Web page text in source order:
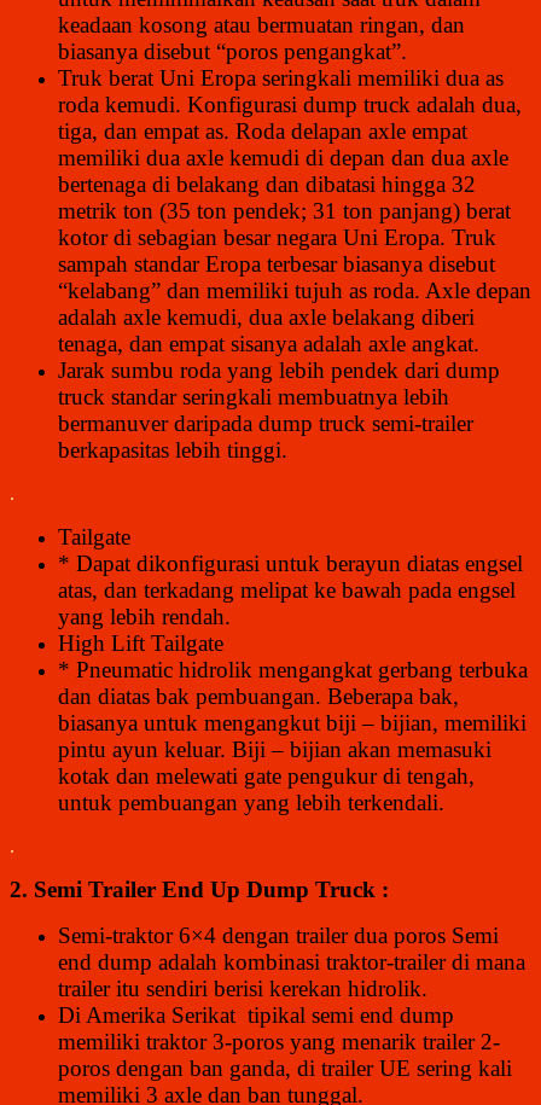
keadaan kosong atau bermuatan ringan, dan
biasanya disebut “poros pengangkat”.
Truk berat Uni Eropa seringkali memiliki dua as
roda kemudi. Konfigurasi dump truck adalah dua,
tiga, dan empat as. Roda delapan axle empat
memiliki dua axle kemudi di depan dan dua axle
bertenaga di belakang dan dibatasi hingga 32
metrik ton (35 ton pendek; 31 ton panjang) berat
kotor di sebagian besar negara Uni Eropa. Truk
sampah standar Eropa terbesar biasanya disebut
“kelabang” dan memiliki tujuh as roda. Axle depan
adalah axle kemudi, dua axle belakang diberi
tenaga, dan empat sisanya adalah axle angkat.
Jarak sumbu roda yang lebih pendek dari dump
truck standar seringkali membuatnya lebih
bermanuver daripada dump truck semi-trailer
berkapasitas lebih tinggi.
.
Tailgate
* Dapat dikonfigurasi untuk berayun diatas engsel
atas, dan terkadang melipat ke bawah pada engsel
yang lebih rendah.
High Lift Tailgate
* Pneumatic hidrolik mengangkat gerbang terbuka
dan diatas bak pembuangan. Beberapa bak,
biasanya untuk mengangkut biji – bijian, memiliki
pintu ayun keluar. Biji – bijian akan memasuki
kotak dan melewati gate pengukur di tengah,
untuk pembuangan yang lebih terkendali.
.
2. Semi Trailer End Up Dump Truck :
Semi-traktor 6×4 dengan trailer dua poros Semi
end dump adalah kombinasi traktor-trailer di mana
trailer itu sendiri berisi kerekan hidrolik.
Di Amerika Serikat tipikal semi end dump
memiliki traktor 3-poros yang menarik trailer 2-
poros dengan ban ganda, di trailer UE sering kali
memiliki 3 axle dan ban tunggal.